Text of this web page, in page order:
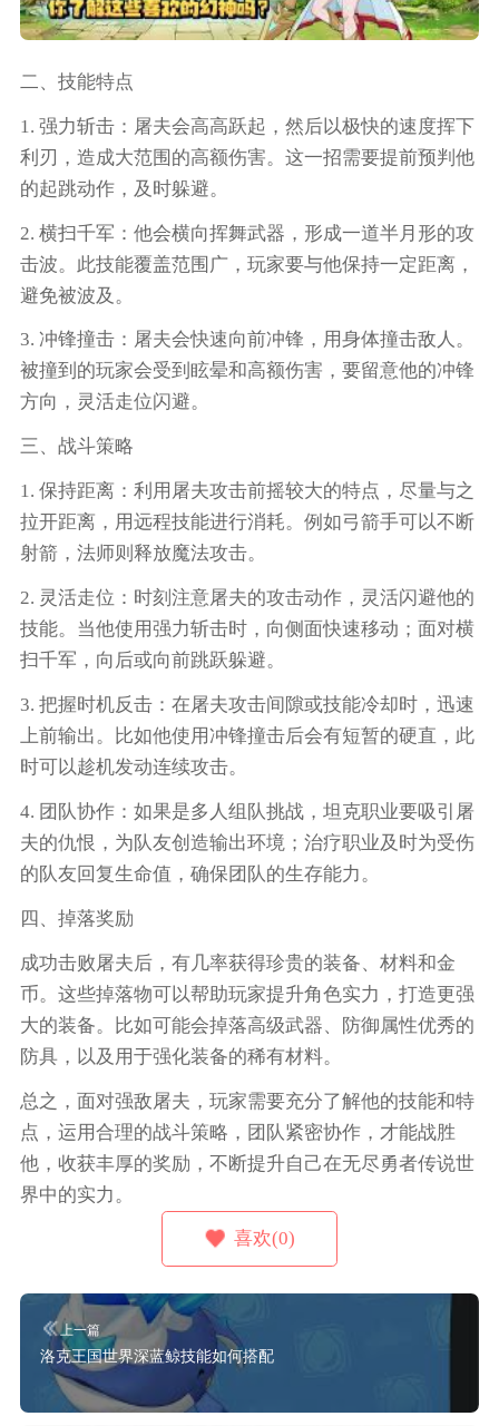
二、技能特点
1. 强力斩击：屠夫会高高跃起，然后以极快的速度挥下
利刃，造成大范围的高额伤害。这一招需要提前预判他
的起跳动作，及时躲避。
2. 横扫千军：他会横向挥舞武器，形成一道半月形的攻
击波。此技能覆盖范围广，玩家要与他保持一定距离，
避免被波及。
3. 冲锋撞击：屠夫会快速向前冲锋，用身体撞击敌人。
被撞到的玩家会受到眩晕和高额伤害，要留意他的冲锋
方向，灵活走位闪避。
三、战斗策略
1. 保持距离：利用屠夫攻击前摇较大的特点，尽量与之
拉开距离，用远程技能进行消耗。例如弓箭手可以不断
射箭，法师则释放魔法攻击。
2. 灵活走位：时刻注意屠夫的攻击动作，灵活闪避他的
技能。当他使用强力斩击时，向侧面快速移动；面对横
扫千军，向后或向前跳跃躲避。
3. 把握时机反击：在屠夫攻击间隙或技能冷却时，迅速
上前输出。比如他使用冲锋撞击后会有短暂的硬直，此
时可以趁机发动连续攻击。
4. 团队协作：如果是多人组队挑战，坦克职业要吸引屠
夫的仇恨，为队友创造输出环境；治疗职业及时为受伤
的队友回复生命值，确保团队的生存能力。
四、掉落奖励
成功击败屠夫后，有几率获得珍贵的装备、材料和金
币。这些掉落物可以帮助玩家提升角色实力，打造更强
大的装备。比如可能会掉落高级武器、防御属性优秀的
防具，以及用于强化装备的稀有材料。
总之，面对强敌屠夫，玩家需要充分了解他的技能和特
点，运用合理的战斗策略，团队紧密协作，才能战胜
他，收获丰厚的奖励，不断提升自己在无尽勇者传说世
界中的实力。
喜欢(0)
上一篇
洛克王国世界深蓝鲸技能如何搭配